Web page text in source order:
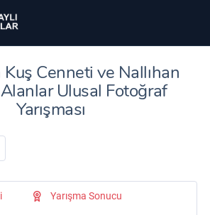
Kuş Cenneti ve Nallıhan
Ulusal Fotoğraf
Yarışması
Yarışma Sonucu